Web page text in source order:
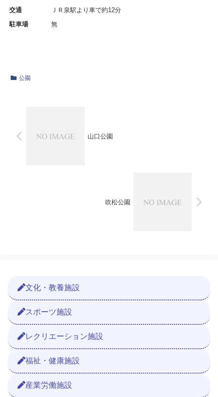
交通
ＪＲ泉駅より車で約12分
駐車場
無
公園
山口公園
吹松公園
文化・教養施設
スポーツ施設
レクリエーション施設
福祉・健康施設
産業労働施設